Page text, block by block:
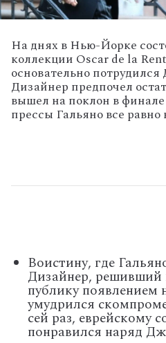
На днях в Нью-Йорке
коллекции Oscar de la
основательно
Дизайнер предпочел
вышел на поклон в
прессы Гальяно все равно
Воистину, где
Дизайнер, решивший
публику появлением
умудрился
сей раз, еврейскому
понравился наряд